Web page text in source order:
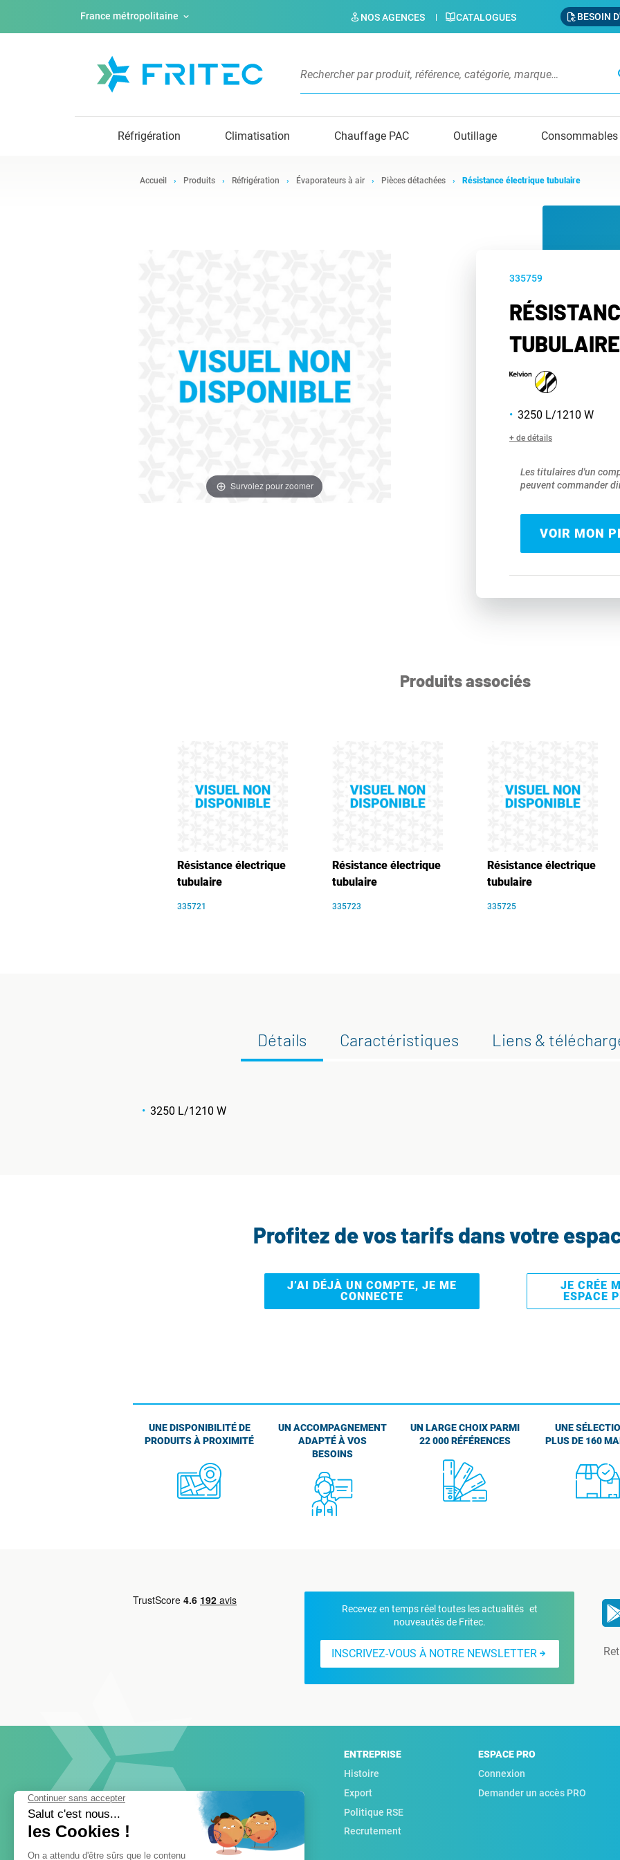
France métropolitaine NOS AGENCES CATALOGUES BESOIN
Réfrigération Climatisation Chauffage PAC Outillage Consommables
Accueil Produits Réfrigération Évaporateurs à air Pièces détachées Résistance électrique tubulaire
Survolez pour zoomer
335759
TUBULAIRE
3250 L/1210 W
+ de détails
Les titulaires d'un
peuvent commander
VOIR MON
Produits associés
Résistance électrique
tubulaire
335721
Résistance électrique
tubulaire
335723
Résistance électrique
tubulaire
335725
Détails Caractéristiques Liens &
3250 L/1210 W
Profitez de vos tarifs dans votre
J’AI DÉJÀ UN COMPTE, JE ME
CONNECTE
JE CRÉE
ESPACE
UNE DISPONIBILITÉ DE
PRODUITS À PROXIMITÉ
UN ACCOMPAGNEMENT
ADAPTÉ À VOS
BESOINS
UN LARGE CHOIX PARMI
22 000 RÉFÉRENCES
UNE
PLUS DE 160
Recevez en temps réel toutes les actualités et
nouveautés de Fritec.
INSCRIVEZ-VOUS À NOTRE NEWSLETTER
ENTREPRISE
Histoire
Export
Politique RSE
Recrutement
ESPACE PRO
Connexion
Demander un accès PRO